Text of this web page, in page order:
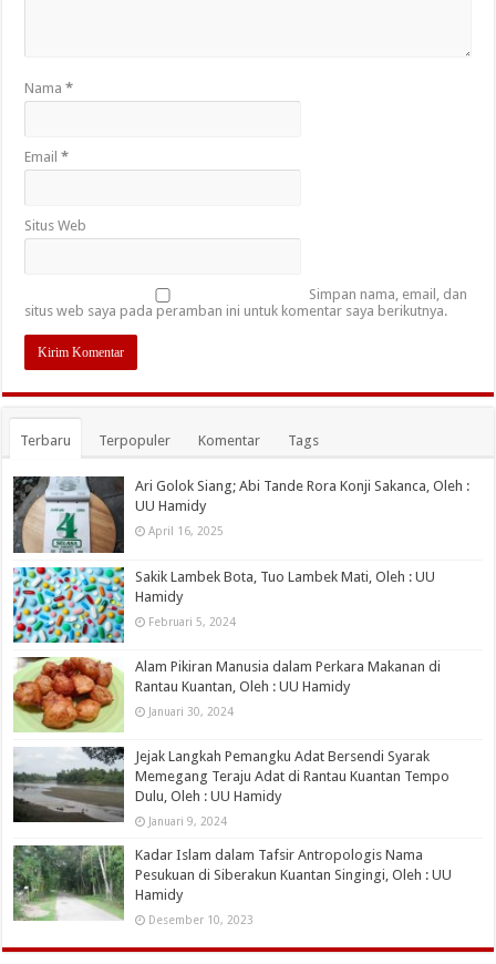
Nama*
Email*
Situs Web
Simpan nama, email, dan
situs web saya pada peramban ini untuk komentar saya berikutnya.
Terbaru Terpopuler Komentar Tags
Ari Golok Siang; Abi Tande Rora Konji Sakanca, Oleh :
UU Hamidy
April 16, 2025
Sakik Lambek Bota, Tuo Lambek Mati, Oleh : UU
Hamidy
Februari 5, 2024
Alam Pikiran Manusia dalam Perkara Makanan di
Rantau Kuantan, Oleh : UU Hamidy
Januari 30, 2024
Jejak Langkah Pemangku Adat Bersendi Syarak
Memegang Teraju Adat di Rantau Kuantan Tempo
Dulu, Oleh : UU Hamidy
Januari 9, 2024
Kadar Islam dalam Tafsir Antropologis Nama
Pesukuan di Siberakun Kuantan Singingi, Oleh : UU
Hamidy
Desember 10, 2023